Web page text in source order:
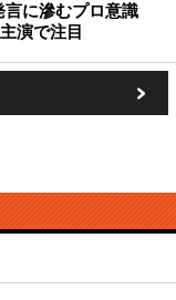
に滲むプロ意識
演で注目